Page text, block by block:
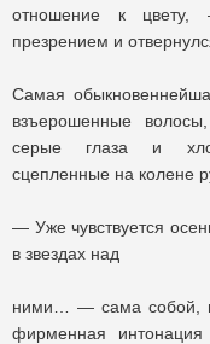
отношение к
презрением и
Самая
взъерошенные
серые глаза и
сцепленные на колене
— Уже чувствуется
в звездах над
ними… — сама собой,
фирменная